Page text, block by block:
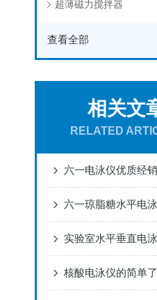
超薄磁力搅拌器
查看全部
相关文
RELATED
核酸电泳仪的简单